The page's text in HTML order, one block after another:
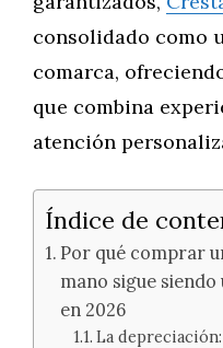
consolidado como
comarca,
que combina
atención
Índice de
Por qué comprar
mano sigue
en 2026
La